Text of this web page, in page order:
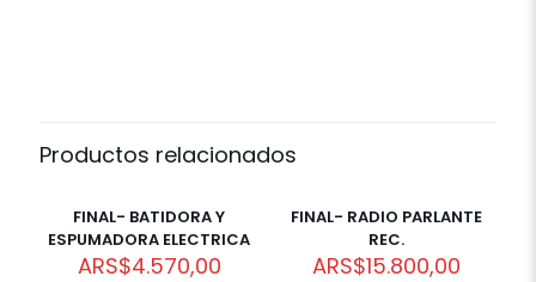
Productos relacionados
FINAL- BATIDORA Y
ESPUMADORA ELECTRICA
ARS$4.570,00
FINAL- RADIO PARLANTE
REC.
ARS$15.800,00